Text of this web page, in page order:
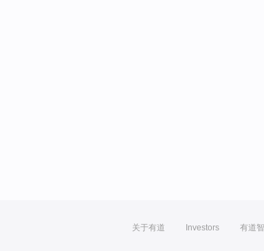
关于有道 Investors 有道